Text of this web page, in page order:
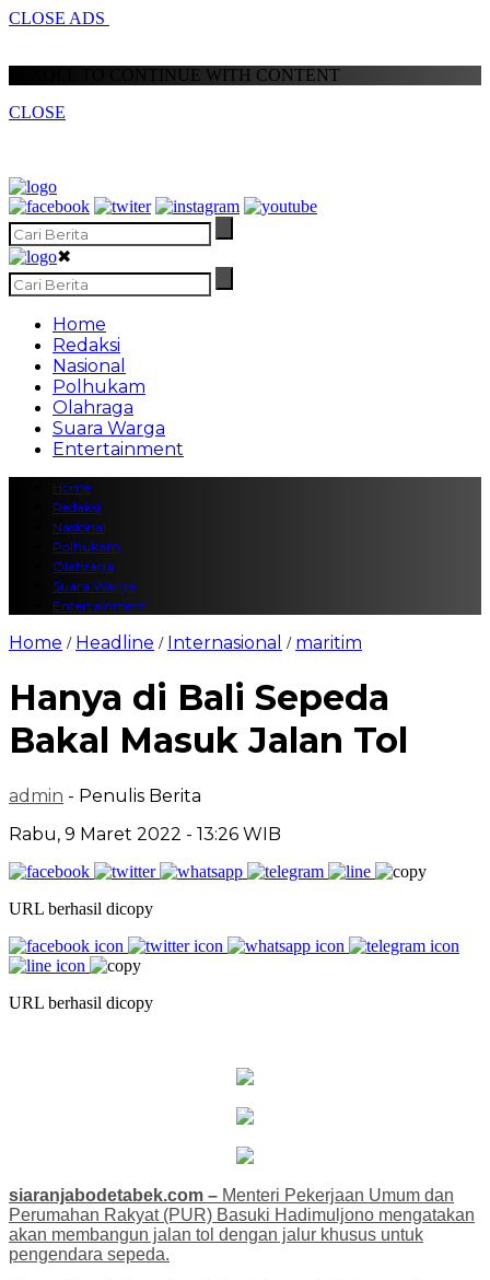
CLOSE ADS
SCROLL TO CONTINUE WITH CONTENT
CLOSE
✖
Home
Redaksi
Nasional
Polhukam
Olahraga
Suara Warga
Entertainment
Home
Redaksi
Nasional
Polhukam
Olahraga
Suara Warga
Entertainment
Home / Headline / Internasional / maritim
Hanya di Bali Sepeda
Bakal Masuk Jalan Tol
admin - Penulis Berita
Rabu, 9 Maret 2022 - 13:26 WIB
URL berhasil dicopy
URL berhasil dicopy
siaranjabodetabek.com – Menteri Pekerjaan Umum dan
Perumahan Rakyat (PUR) Basuki Hadimuljono mengatakan
akan membangun jalan tol dengan jalur khusus untuk
pengendara sepeda.